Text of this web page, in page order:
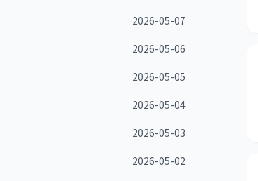
2026-05-07
2026-05-06
2026-05-05
2026-05-04
2026-05-03
2026-05-02